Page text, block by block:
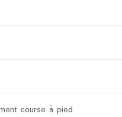
course à pied